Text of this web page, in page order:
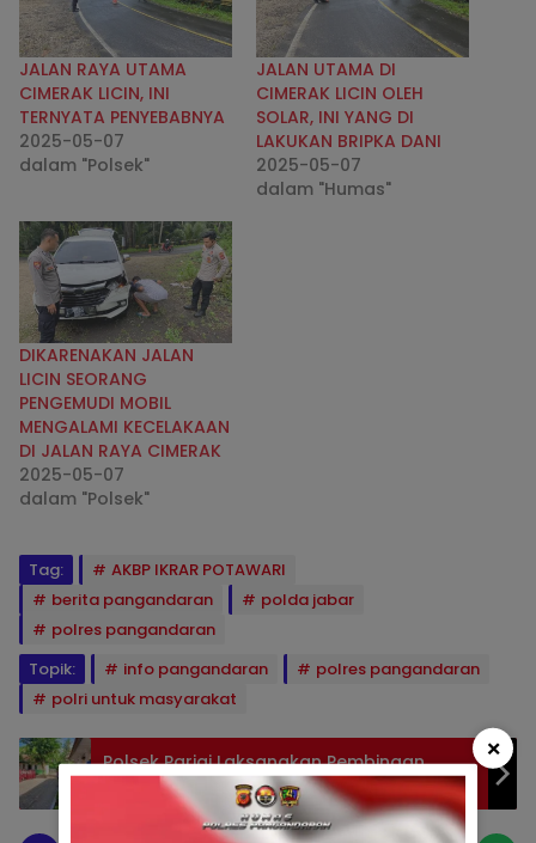
JALAN RAYA UTAMA
CIMERAK LICIN, INI
TERNYATA PENYEBABNYA
2025-05-07
dalam "Polsek"
JALAN UTAMA DI
CIMERAK LICIN OLEH
SOLAR, INI YANG DI
LAKUKAN BRIPKA DANI
2025-05-07
dalam "Humas"
DIKARENAKAN JALAN
LICIN SEORANG
PENGEMUDI MOBIL
MENGALAMI KECELAKAAN
DI JALAN RAYA CIMERAK
2025-05-07
dalam "Polsek"
Tag:
AKBP IKRAR POTAWARI
berita pangandaran
polda jabar
polres pangandaran
Topik:
info pangandaran
polres pangandaran
polri untuk masyarakat
Polsek Parigi Laksanakan Pembinaan
Pelajar di SDN 5 Cibenda
×